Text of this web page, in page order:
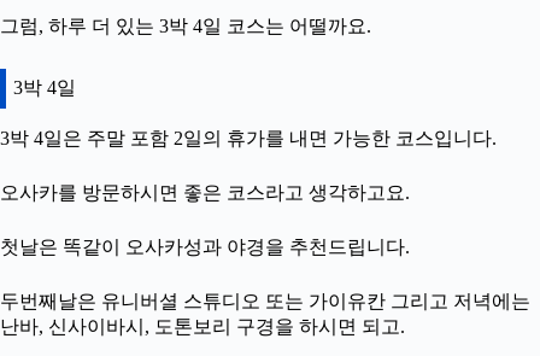
그럼, 하루 더 있는 3박 4일 코스는 어떨까요.
3박 4일
3박 4일은 주말 포함 2일의 휴가를 내면 가능한 코스입니다.
오사카를 방문하시면 좋은 코스라고 생각하고요.
첫날은 똑같이 오사카성과 야경을 추천드립니다.
두번째날은 유니버셜 스튜디오 또는 가이유칸 그리고 저녁에는
난바, 신사이바시, 도톤보리 구경을 하시면 되고.